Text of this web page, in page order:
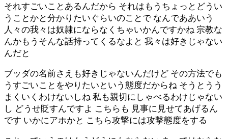
それすごいことあるんだから それはもうちょっとどうい
うことかと分かりたいぐらいのことで なんでああいう
人々の我々は奴隷にならなくちゃいかんですかね 宗教な
んかもうそんな話持ってくるなよと 我々は好きじゃない
んだと
ブッダの名前さえも好きじゃないんだけど その方法でも
うすごいことをやりたいという態度だからね そうとうう
まくいくわけないしね 私も親切にしゃべるわけじゃない
し どうせ貶すんですよ こちらも 見事に見せてあげるん
です いかにアホかと こちら攻撃には攻撃態度をする